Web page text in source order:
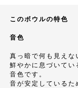
このボウルの特色
音色
真っ暗で何も見えな
鮮やかに息づいてい
音色です。
音が安定しているた